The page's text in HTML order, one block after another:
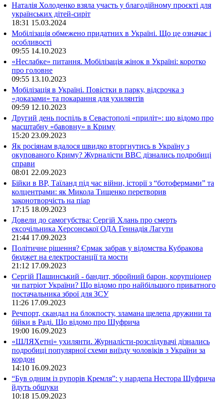
Наталія Холоденко взяла участь у благодійному проєкті для
українських дітей-сиріт
18:31 15.03.2024
Мобілізація обмежено придатних в Україні. Що це означає і
особливості
09:55 14.10.2023
«Неслабке» питання. Мобілізація жінок в Україні: коротко
про головне
09:55 13.10.2023
Мобілізація в Україні. Повістки в парку, відсрочка з
«доказами» та покарання для ухилянтів
09:59 12.10.2023
Другий день поспіль в Севастополі «приліт»: що відомо про
масштабну «бавовну» в Криму
15:20 23.09.2023
Як росіянам вдалося швидко вторгнутись в Україну з
окупованого Криму? Журналісти ВВС дізнались подробиці
справи
08:01 22.09.2023
Бійки в ВР, Таїланд під час війни, історії з “ботофермами” та
колцентрами: як Микола Тищенко перетворив
законотворчість на піар
17:15 18.09.2023
Довели до самогубства: Сергій Хлань про смерть
ексочільника Херсонської ОДА Геннадія Лагути
21:44 17.09.2023
Політичне рішення? Єрмак забрав у відомства Кубракова
бюджет на електростанції та мости
21:12 17.09.2023
Сергій Пашинський - бандит, збройний барон, корупціонер
чи патріот України? Що відомо про найбільшого приватного
постачальника зброї для ЗСУ
11:26 17.09.2023
Речпорт, скандал на блокпосту, зламана щелепа дружини та
бійки в Раді. Що відомо про Шуфрича
19:00 16.09.2023
«ШЛЯХетні» ухилянти. Журналісти-розслідувачі дізнались
подробиці популярної схеми виїзду чоловіків з України за
кордон
14:10 16.09.2023
“Був одним із рупорів Кремля”: у нардепа Нестора Шуфрича
йдуть обшуки
10:18 15.09.2023